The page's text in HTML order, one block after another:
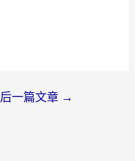
后一篇文章 →